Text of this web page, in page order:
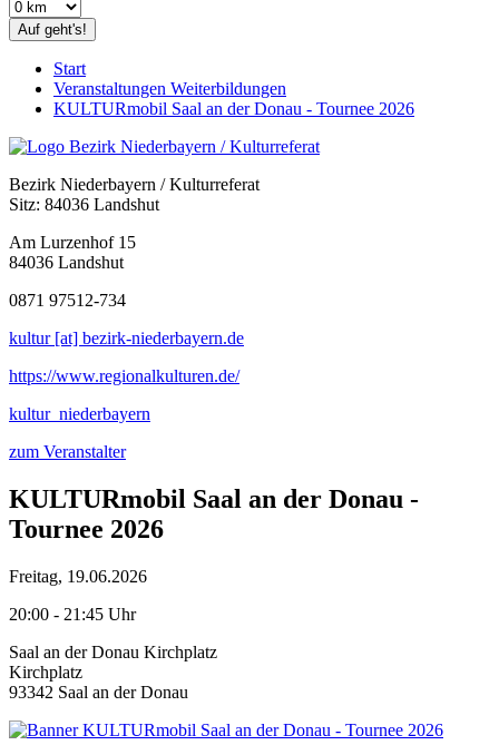
Auf geht's!
Start
Veranstaltungen Weiterbildungen
KULTURmobil Saal an der Donau - Tournee 2026
Bezirk Niederbayern / Kulturreferat
Sitz: 84036 Landshut
Am Lurzenhof 15
84036 Landshut
0871 97512-734
kultur [at] bezirk-niederbayern.de
https://www.regionalkulturen.de/
kultur_niederbayern
zum Veranstalter
KULTURmobil Saal an der Donau -
Tournee 2026
Freitag, 19.06.2026
20:00 - 21:45 Uhr
Saal an der Donau Kirchplatz
Kirchplatz
93342 Saal an der Donau